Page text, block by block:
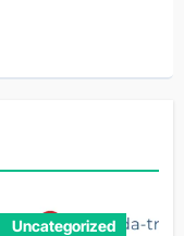
Uncategorized